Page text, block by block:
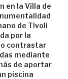
en la Villa de
de Tívoli
por la
contrastar
mediante
de aportar
piscina